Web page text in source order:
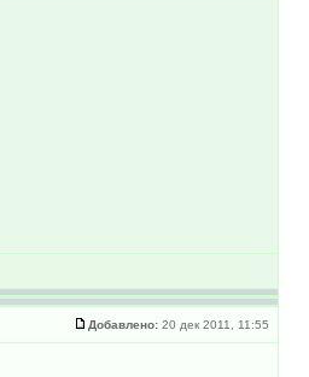
Добавлено: 20 дек 2011, 11:55